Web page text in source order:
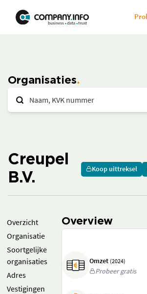
Organisaties
Creupel
B.V.
Koop uittreksel
Overzicht
Organisatie
Soortgelijke
organisaties
Adres
Vestigingen
Overview
Omzet (2024)
Probeer gratis